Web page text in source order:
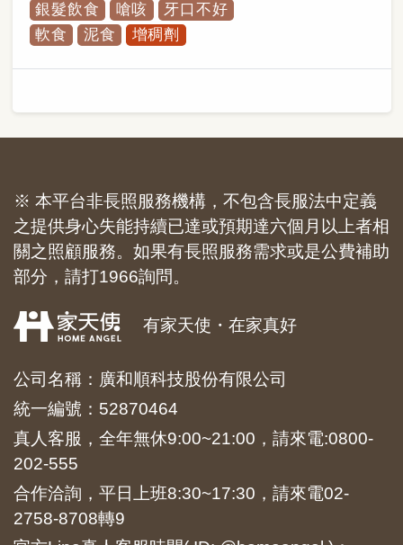
銀髮飲食 嗆咳
牙口不好
軟食
泥食 增稠劑
※ 本平台非長照服務機構，不包含長服法中定義
之提供身心失能持續已達或預期達六個月以上者相
關之照顧服務。如果有長照服務需求或是公費補助
部分，請打1966詢問。
有家天使・在家真好
公司名稱：廣和順科技股份有限公司
統一編號：52870464
真人客服，全年無休9:00~21:00，請來電:0800-
202-555
合作洽詢，平日上班8:30~17:30，請來電02-
2758-8708轉9